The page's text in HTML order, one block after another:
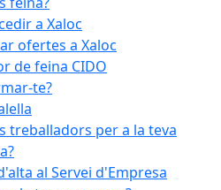
a Xaloc
ofertes a Xaloc
de feina CIDO
te?
treballadors per a la teva
al Servei d'Empresa